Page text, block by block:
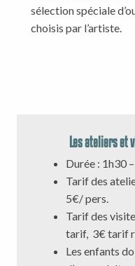
sélection spéciale
choisis par l’artiste.
Les ateliers et
Durée : 1h30
Tarif des
5€/ pers.
Tarif des
tarif, 3€ tarif
Les enfants